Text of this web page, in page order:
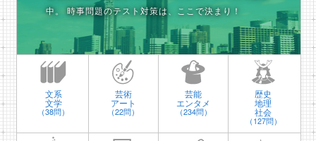
中。
時事問題のテスト対策は、ここで決まり！
文系
文学
（38問）
芸術
アート
（22問）
芸能
エンタメ
（234問）
歴史
地理
社会
（127問）